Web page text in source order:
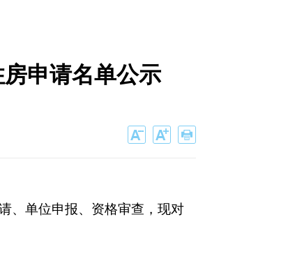
申请名单公示
、单位申报、资格审查，现对